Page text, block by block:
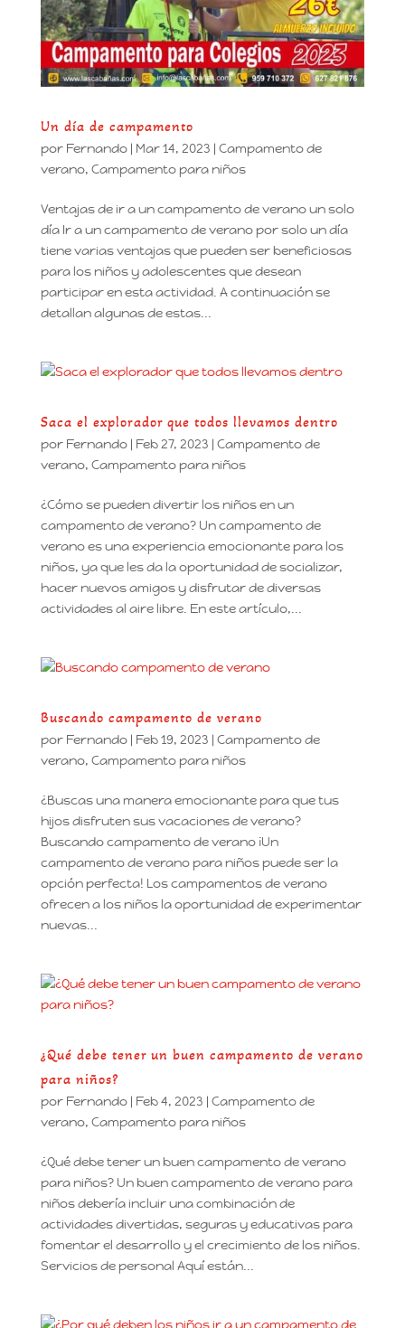
Un día de campamento
por Fernando| Mar 14, 2023 | Campamento de
verano, Campamento para niños
Ventajas de ir a un campamento de verano un solo
día Ir a un campamento de verano por solo un día
tiene varias ventajas que pueden ser beneficiosas
para los niños y adolescentes que desean
participar en esta actividad. A continuación se
detallan algunas de estas...
Saca el explorador que todos llevamos dentro
por Fernando| Feb 27, 2023 | Campamento de
verano, Campamento para niños
¿Cómo se pueden divertir los niños en un
campamento de verano? Un campamento de
verano es una experiencia emocionante para los
niños, ya que les da la oportunidad de socializar,
hacer nuevos amigos y disfrutar de diversas
actividades al aire libre. En este artículo,...
Buscando campamento de verano
por Fernando| Feb 19, 2023 | Campamento de
verano, Campamento para niños
¿Buscas una manera emocionante para que tus
hijos disfruten sus vacaciones de verano?
Buscando campamento de verano ¡Un
campamento de verano para niños puede ser la
opción perfecta! Los campamentos de verano
ofrecen a los niños la oportunidad de experimentar
nuevas...
¿Qué debe tener un buen campamento de verano
para niños?
por Fernando| Feb 4, 2023 | Campamento de
verano, Campamento para niños
¿Qué debe tener un buen campamento de verano
para niños? Un buen campamento de verano para
niños debería incluir una combinación de
actividades divertidas, seguras y educativas para
fomentar el desarrollo y el crecimiento de los niños.
Servicios de personal Aquí están...